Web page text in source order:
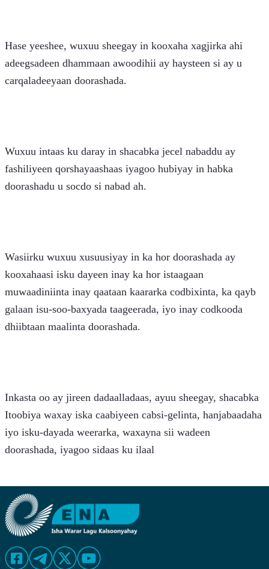
Hase yeeshee, wuxuu sheegay in kooxaha xagjirka ahi
adeegsadeen dhammaan awoodihii ay haysteen si ay u
carqaladeeyaan doorashada.
Wuxuu intaas ku daray in shacabka jecel nabaddu ay
fashiliyeen qorshayaashaas iyagoo hubiyay in habka
doorashadu u socdo si nabad ah.
Wasiirku wuxuu xusuusiyay in ka hor doorashada ay
kooxahaasi isku dayeen inay ka hor istaagaan
muwaadiniinta inay qaataan kaararka codbixinta, ka qayb
galaan isu-soo-baxyada taageerada, iyo inay codkooda
dhiibtaan maalinta doorashada.
Inkasta oo ay jireen dadaalladaas, ayuu sheegay, shacabka
Itoobiya waxay iska caabiyeen cabsi-gelinta, hanjabaadaha
iyo isku-dayada weerarka, waxayna sii wadeen
doorashada, iyagoo sidaas ku ilaal